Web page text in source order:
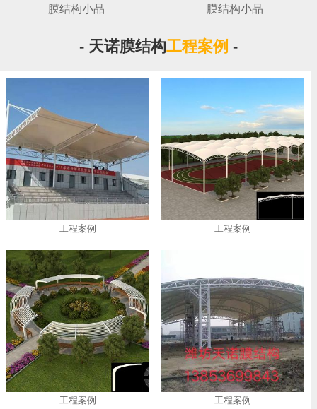
膜结构小品 膜结构小品
- 天诺膜结构工程案例 -
工程案例 工程案例
工程案例 工程案例